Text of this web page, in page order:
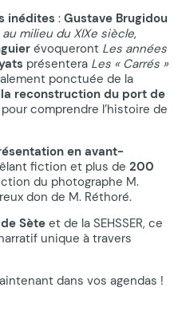
inédites : Gustave Brugidou
milieu du XIXe siècle,
évoqueront Les années
présentera Les « Carrés »
ponctuée de la
reconstruction du port de
comprendre l’histoire de
en avant-
fiction et plus de 200
du photographe M.
don de M. Réthoré.
Sète et de la SEHSSER, ce
unique à travers
dans vos agendas !